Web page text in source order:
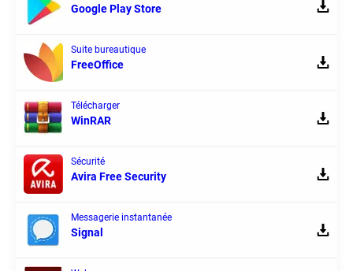
Google Play Store
Suite bureautique
FreeOffice
Télécharger
WinRAR
Sécurité
Avira Free Security
Messagerie instantanée
Signal